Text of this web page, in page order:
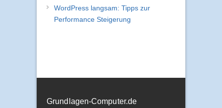
WordPress langsam: Tipps zur
Performance Steigerung
Grundlagen-Computer.de